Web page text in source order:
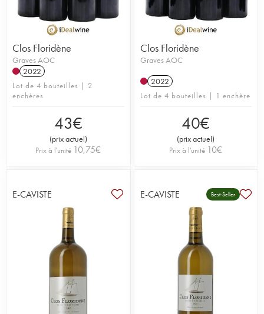
Clos Floridène
Graves AOC
2022
Lot de 4 bouteilles | 2
enchères
43€
(prix actuel)
Prix à l'unité 10,75€
Clos Floridène
Graves AOC
2022
Lot de 4 bouteilles | 1 enchère
40€
(prix actuel)
Prix à l'unité 10€
E-CAVISTE E-CAVISTE Best-Seller